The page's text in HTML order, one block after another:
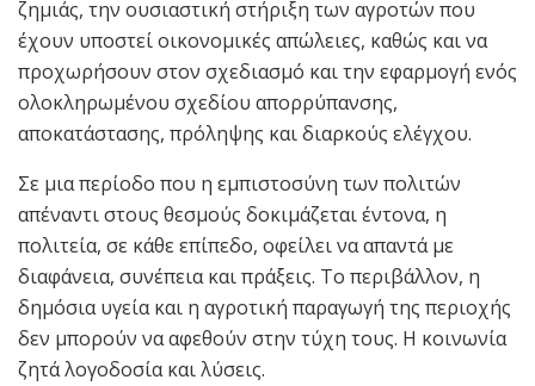
ζημιάς, την ουσιαστική στήριξη των αγροτών που
έχουν υποστεί οικονομικές απώλειες, καθώς και να
προχωρήσουν στον σχεδιασμό και την εφαρμογή ενός
ολοκληρωμένου σχεδίου απορρύπανσης,
αποκατάστασης, πρόληψης και διαρκούς ελέγχου.
Σε μια περίοδο που η εμπιστοσύνη των πολιτών
απέναντι στους θεσμούς δοκιμάζεται έντονα, η
πολιτεία, σε κάθε επίπεδο, οφείλει να απαντά με
διαφάνεια, συνέπεια και πράξεις. Το περιβάλλον, η
δημόσια υγεία και η αγροτική παραγωγή της περιοχής
δεν μπορούν να αφεθούν στην τύχη τους. Η κοινωνία
ζητά λογοδοσία και λύσεις.